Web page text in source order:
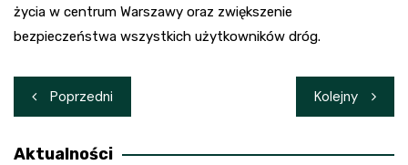
życia w centrum Warszawy oraz zwiększenie
bezpieczeństwa wszystkich użytkowników dróg.
Nawigacja
wpisu
Poprzedni Kolejny
Aktualności